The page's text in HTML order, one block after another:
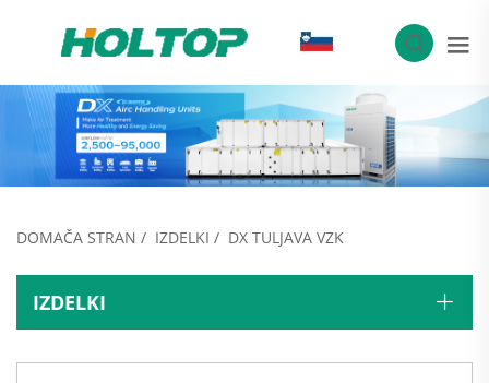
DOMAČA STRAN / IZDELKI / DX TULJAVA VZK
IZDELKI